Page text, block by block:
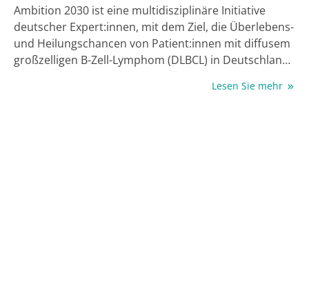
Ambition 2030 ist eine multidisziplinäre Initiative
deutscher Expert:innen, mit dem Ziel, die Überlebens-
und Heilungschancen von Patient:innen mit diffusem
großzelligen B-Zell-Lymphom (DLBCL) in Deutschland
Hintergrund einer wachsenden Zahl innovativer
Lesen Sie mehr